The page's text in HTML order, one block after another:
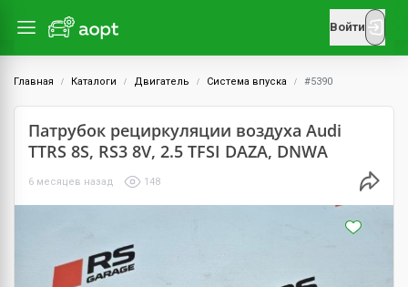
Войти
Главная Каталоги Двигатель Система впуска #5390
Патрубок рециркуляции воздуха Audi
TTRS 8S, RS3 8V, 2.5 TFSI DAZA, DNWA
6 месяцев назад 148